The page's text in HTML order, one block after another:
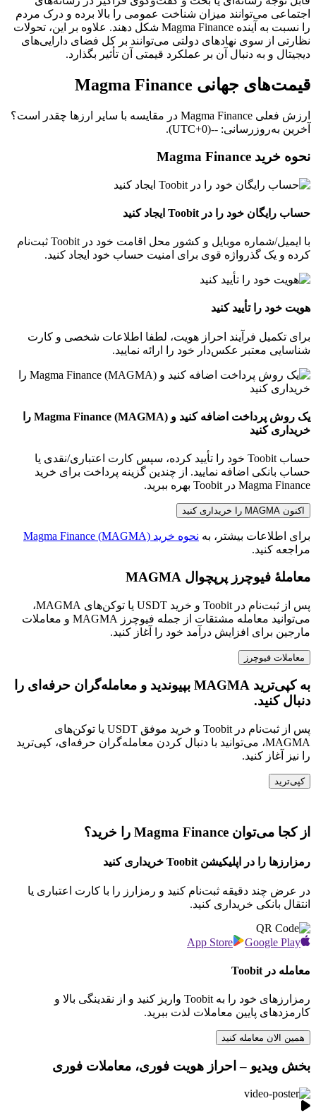
اجتماعی می‌توانند میزان شناخت عمومی را بالا برده و درک مردم
را نسبت به آینده Magma Finance شکل دهند. علاوه بر این، تحولات
نظارتی از سوی نهادهای دولتی می‌توانند بر کل فضای دارایی‌های
دیجیتال و به‌ دنبال آن بر عملکرد قیمتی آن تأثیر بگذارد.
قیمت‌های جهانی Magma Finance
ارزش فعلی Magma Finance در مقایسه با سایر ارزها چقدر است؟
آخرین به‌روزرسانی: --(UTC+0).
نحوه خرید Magma Finance
حساب رایگان خود را در Toobit ایجاد کنید
با ایمیل/شماره موبایل و کشور محل اقامت خود در Toobit ثبت‌نام
کرده و یک گذرواژه قوی برای امنیت حساب خود ایجاد کنید.
هویت خود را تأیید کنید
برای تکمیل فرآیند احراز هویت، لطفا اطلاعات شخصی و کارت
شناسایی معتبر عکس‌دار خود را ارائه نمایید.
یک روش پرداخت اضافه کنید و Magma Finance (MAGMA) را
خریداری کنید
حساب Toobit خود را تأیید کرده، سپس کارت اعتباری/نقدی یا
حساب بانکی اضافه نمایید. از چندین گزینه پرداخت برای خرید
Magma Finance در Toobit بهره ببرید.
اکنون MAGMA را خریداری کنید
برای اطلاعات بیشتر، به نحوه خرید Magma Finance (MAGMA)
مراجعه کنید.
معاملهٔ فیوچرز پرپچوال MAGMA
پس از ثبت‌نام در Toobit و خرید USDT یا توکن‌های MAGMA،
می‌توانید معامله مشتقات از جمله فیوچرز MAGMA و معاملات
مارجین برای افزایش درآمد خود را آغاز کنید.
معاملات فیوچرز
به کپی‌ترید MAGMA بپیوندید و معامله‌گران حرفه‌ای را
دنبال کنید.
پس از ثبت‌نام در Toobit و خرید موفق USDT یا توکن‌های
MAGMA، می‌توانید با دنبال کردن معامله‌گران حرفه‌ای، کپی‌ترید
را نیز آغاز کنید.
کپی‌ترید
از کجا می‌توان Magma Finance را خرید؟
رمزارزها را در اپلیکیشن Toobit خریداری کنید
در عرض چند دقیقه ثبت‌نام کنید و رمزارز را با کارت اعتباری یا
انتقال بانکی خریداری کنید.
App Store Google Play
معامله در Toobit
رمزارزهای خود را به Toobit واریز کنید و از نقدینگی بالا و
کارمزدهای پایین معاملات لذت ببرید.
همین الان معامله کنید
بخش ویدیو – احراز هویت فوری، معاملات فوری